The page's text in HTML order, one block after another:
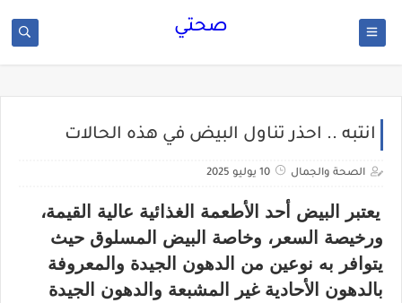
صحتي
انتبه .. احذر تناول البيض في هذه الحالات
الصحة والجمال 10 يوليو 2025
يعتبر البيض أحد الأطعمة الغذائية عالية القيمة،
ورخيصة السعر، وخاصة البيض المسلوق حيث
يتوافر به نوعين من الدهون الجيدة والمعروفة
بالدهون الأحادية غير المشبعة والدهون الجيدة